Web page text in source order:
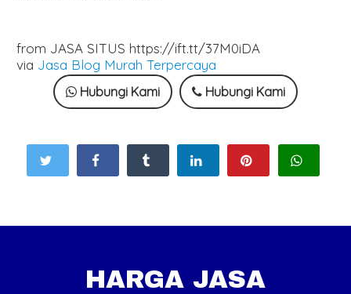
from JASA SITUS https://ift.tt/37M0iDA
via Jasa Blog Murah Terpercaya
Hubungi Kami Hubungi Kami
HARGA JASA